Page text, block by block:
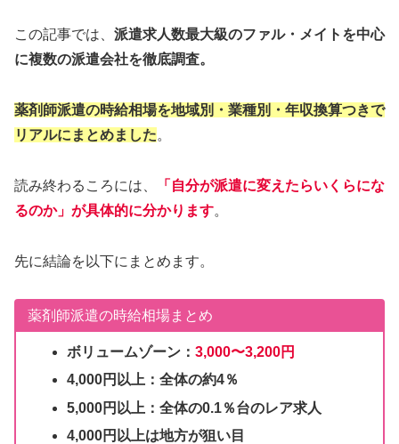
この記事では、 派遣求人数最大級のファル・メイトを中心
に複数の派遣会社を徹底調査。
薬剤師派遣の時給相場を地域別・業種別・年収換算つきで
リアルにまとめました。
読み終わるころには、
「自分が派遣に変えたらいくらにな
るのか」が具体的に分かります。
先に結論を以下にまとめます。
薬剤師派遣の時給相場まとめ
ボリュームゾーン：3,000〜3,200円
4,000円以上：全体の約4％
5,000円以上：全体の0.1％台のレア求人
4,000円以上は地方が狙い目